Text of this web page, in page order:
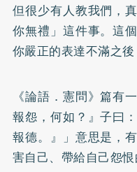
但很少有人教我們，
你無禮」這件事。這
你嚴正的表達不滿之後
《論語．憲問》篇有
報怨，何如？』子曰
報德。』」意思是，
害自己、帶給自己怨恨